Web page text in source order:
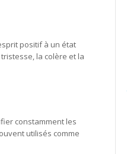
positif à un état
la colère et la
constamment les
utilisés comme